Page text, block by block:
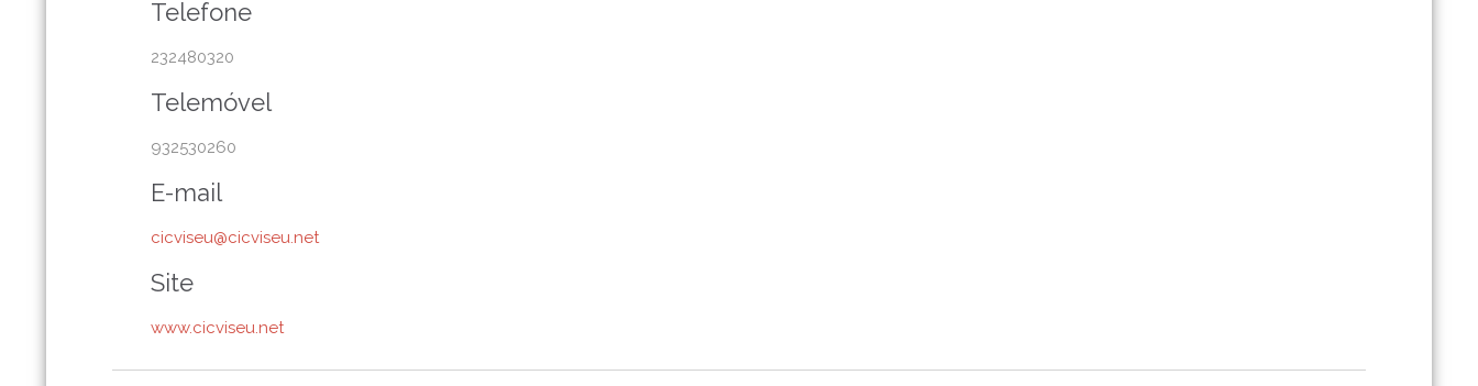
Telefone
232480320
Telemóvel
932530260
E-mail
cicviseu@cicviseu.net
Site
www.cicviseu.net